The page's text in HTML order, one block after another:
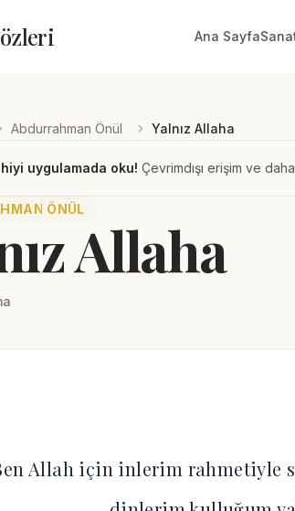
Ana Sayfa
Abdurrahman Önül chevron_right Yalnız Allaha
uygulamada oku! Çevrimdışı erişim ve
ÖNÜL
Allaha
Allah için inlerim rahmetiyle